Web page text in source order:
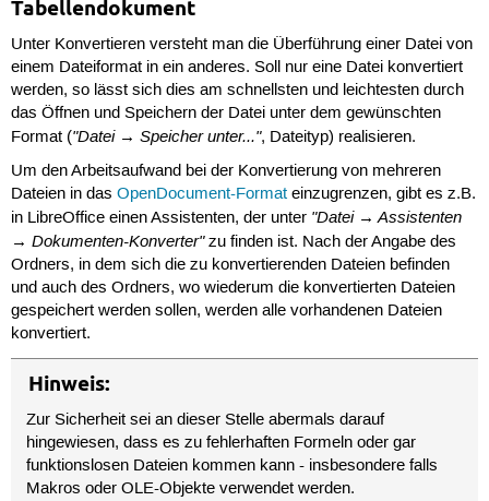
Tabellendokument
Unter Konvertieren versteht man die Überführung einer Datei von
einem Dateiformat in ein anderes. Soll nur eine Datei konvertiert
werden, so lässt sich dies am schnellsten und leichtesten durch
das Öffnen und Speichern der Datei unter dem gewünschten
Format ("Datei → Speicher unter...", Dateityp) realisieren.
Um den Arbeitsaufwand bei der Konvertierung von mehreren
Dateien in das OpenDocument-Formateinzugrenzen, gibt es z.B.
in LibreOffice einen Assistenten, der unter "Datei → Assistenten
→ Dokumenten-Konverter"zu finden ist. Nach der Angabe des
Ordners, in dem sich die zu konvertierenden Dateien befinden
und auch des Ordners, wo wiederum die konvertierten Dateien
gespeichert werden sollen, werden alle vorhandenen Dateien
konvertiert.
Hinweis:
Zur Sicherheit sei an dieser Stelle abermals darauf
hingewiesen, dass es zu fehlerhaften Formeln oder gar
funktionslosen Dateien kommen kann - insbesondere falls
Makros oder OLE-Objekte verwendet werden.